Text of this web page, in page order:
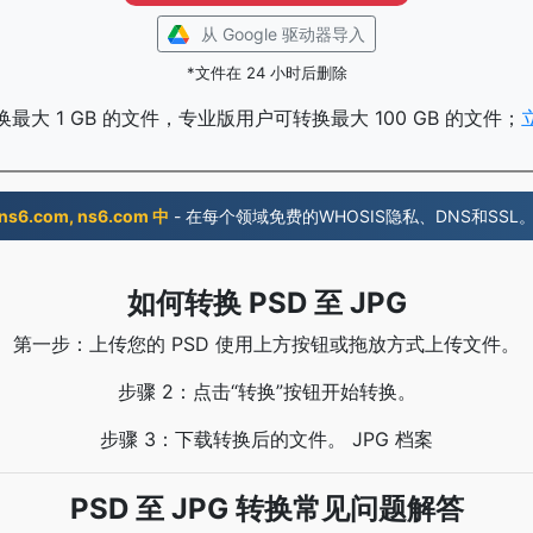
从 Google 驱动器导入
*文件在 24 小时后删除
最大 1 GB 的文件，专业版用户可转换最大 100 GB 的文件；
ns6.com 中 - 在每个领域免费的WHOSIS隐私、DNS和SSL。
如何转换 PSD 至 JPG
第一步：上传您的 PSD 使用上方按钮或拖放方式上传文件。
步骤 2：点击“转换”按钮开始转换。
步骤 3：下载转换后的文件。 JPG 档案
PSD 至 JPG 转换常见问题解答